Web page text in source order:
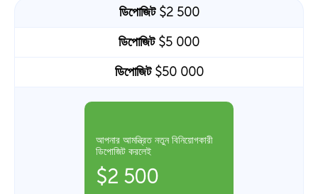
ডিপোজিট $2 500
ডিপোজিট $5 000
ডিপোজিট $50 000
আপনার আমন্ত্রিত নতুন বিনিয়োগকারী
ডিপোজিট করলেই
$2 500